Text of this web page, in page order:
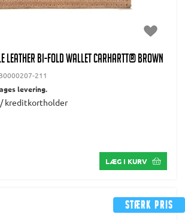
LEATHER BI-FOLD WALLET CARHARTT® BROWN
211
levering.
/ kreditkortholder
LÆG I KURV
Stærk pris